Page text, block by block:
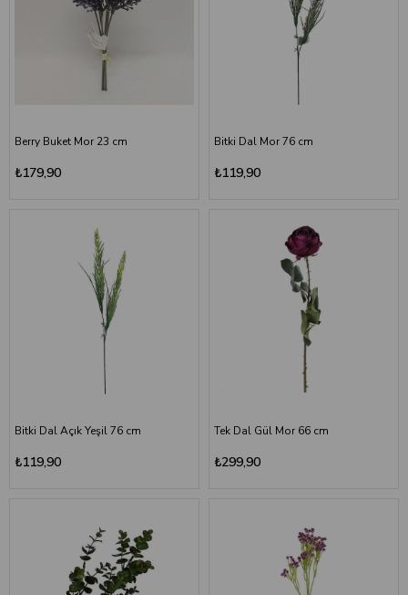
Berry Buket Mor 23 cm
₺179,90
Bitki Dal Mor 76 cm
₺119,90
Bitki Dal Açık Yeşil 76 cm
₺119,90
Tek Dal Gül Mor 66 cm
₺299,90